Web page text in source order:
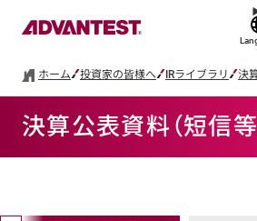
ホーム 投資家の皆様へ IRライブラリ 決
決算公表資料（短信等